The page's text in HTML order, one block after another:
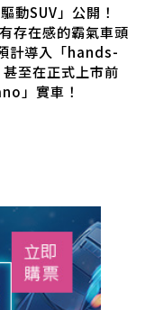
動SUV」公開！
存在感的霸氣車頭
計導入「hands-
至在正式上市前
」實車！